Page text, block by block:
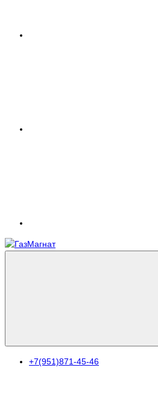
+7(951)871-45-46